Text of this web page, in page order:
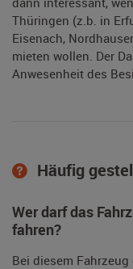
Thüringen (z.b. in
Eisenach,
mieten wollen. Der
Anwesenheit des
Häufig
Wer darf das
fahren?
Bei diesem